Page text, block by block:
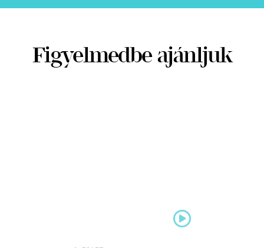
Figyelmedbe ajánljuk